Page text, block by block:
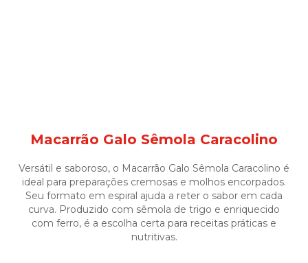
Macarrão Galo Sêmola Caracolino
Versátil e saboroso, o Macarrão Galo Sêmola Caracolino é
ideal para preparações cremosas e molhos encorpados.
Seu formato em espiral ajuda a reter o sabor em cada
curva. Produzido com sêmola de trigo e enriquecido
com ferro, é a escolha certa para receitas práticas e
nutritivas.